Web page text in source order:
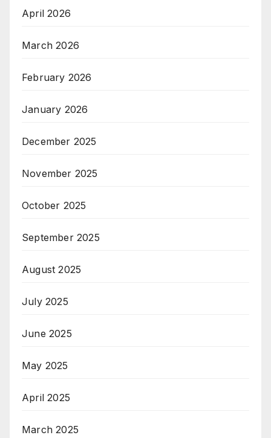
April 2026
March 2026
February 2026
January 2026
December 2025
November 2025
October 2025
September 2025
August 2025
July 2025
June 2025
May 2025
April 2025
March 2025